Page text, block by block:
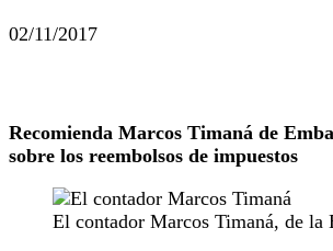
02/11/2017
Recomienda Marcos Timaná de
sobre los reembolsos de impuestos
El contador Marcos Timaná, de la